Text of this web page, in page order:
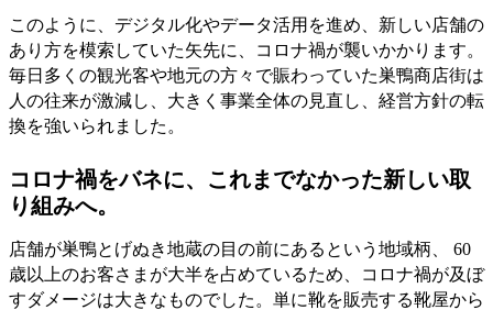
このように、デジタル化やデータ活用を進め、新しい店舗の
あり方を模索していた矢先に、コロナ禍が襲いかかります。
毎日多くの観光客や地元の方々で賑わっていた巣鴨商店街は
人の往来が激減し、大きく事業全体の見直し、経営方針の転
換を強いられました。
コロナ禍をバネに、これまでなかった新しい取
り組みへ。
店舗が巣鴨とげぬき地蔵の目の前にあるという地域柄、 60
歳以上のお客さまが大半を占めているため、コロナ禍が及ぼ
すダメージは大きなものでした。単に靴を販売する靴屋から